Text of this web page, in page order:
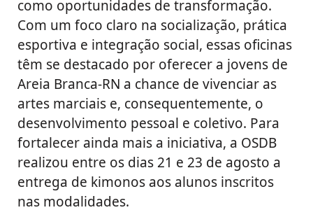
como oportunidades de transformação.
Com um foco claro na socialização, prática
esportiva e integração social, essas oficinas
têm se destacado por oferecer a jovens de
Areia Branca-RN a chance de vivenciar as
artes marciais e, consequentemente, o
desenvolvimento pessoal e coletivo. Para
fortalecer ainda mais a iniciativa, a OSDB
realizou entre os dias 21 e 23 de agosto a
entrega de kimonos aos alunos inscritos
nas modalidades.